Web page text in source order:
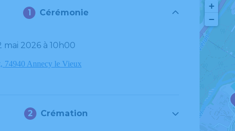
Cérémonie
mai 2026 à 10h00
74940 Annecy le Vieux
Crémation
+
−